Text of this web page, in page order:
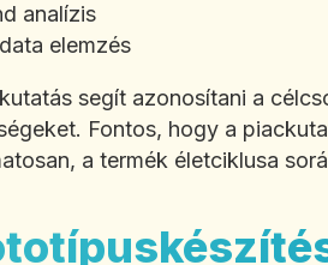
analízis
elemzés
segít azonosítani a
Fontos, hogy a
a termék életciklusa